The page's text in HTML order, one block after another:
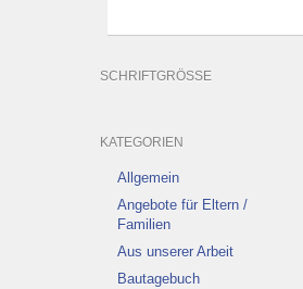
SCHRIFTGRÖSSE
KATEGORIEN
Allgemein
Angebote für Eltern /
Familien
Aus unserer Arbeit
Bautagebuch